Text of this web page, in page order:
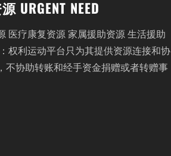
URGENT NEED
医疗康复资源 家属援助资源 生活援助
权利运动平台只为其提供资源连接和协
不协助转账和经手资金捐赠或者转赠事